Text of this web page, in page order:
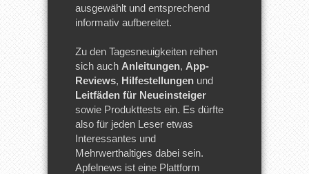
ausgewählt und entsprechend
informativ aufbereitet.
Zu den Tagesneuigkeiten reihen
sich auch Anleitungen, App-
Reviews, Hilfestellungen und
Leitfäden für Neueinsteiger
sowie Produkttests ein. Es dürfte
also für jeden Leser etwas
Interessantes und
Mehrwerthaltiges dabei sein.
Apfelnews ist eine Plattform